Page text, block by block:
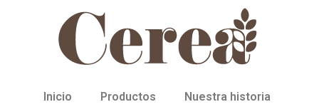
Inicio Productos Nuestra historia